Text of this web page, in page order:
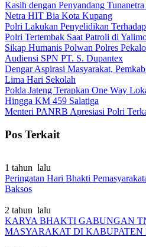
Kasih dengan Penyandang
Netra HIT Bia Kota Kupang
Polri Lakukan Penyelidikan
Polri Tertembak Saat Patroli di
Sikap Humanis Polwan Polres
Audiensi SPN PT. S. Dupantex
Dengar Aspirasi Masyarakat,
Lima Hari Sekolah
Polda Jateng Terapkan One Way
Hingga KM 459 Salatiga
Menteri PANRB Apresiasi Polri
Pos Terkait
1 tahun lalu
Peringatan Hari Bhakti
Baksos
2 tahun lalu
KARYA BHAKTI GABUNGAN
MASYARAKAT DI